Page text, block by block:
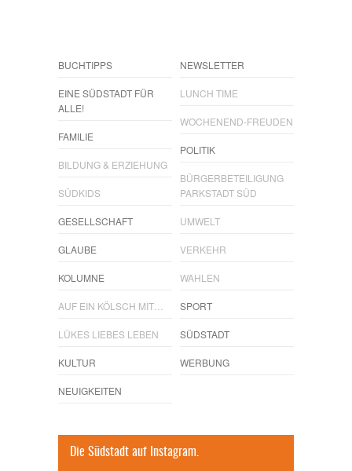
BUCHTIPPS
EINE SÜDSTADT FÜR
ALLE!
FAMILIE
BILDUNG & ERZIEHUNG
SÜDKIDS
GESELLSCHAFT
GLAUBE
KOLUMNE
AUF EIN KÖLSCH MIT…
LÜKES LIEBES LEBEN
KULTUR
NEUIGKEITEN
NEWSLETTER
LUNCH TIME
WOCHENEND-FREUDEN
POLITIK
BÜRGERBETEILIGUNG
PARKSTADT SÜD
UMWELT
VERKEHR
WAHLEN
SPORT
SÜDSTADT
WERBUNG
Die Südstadt auf Instagram.